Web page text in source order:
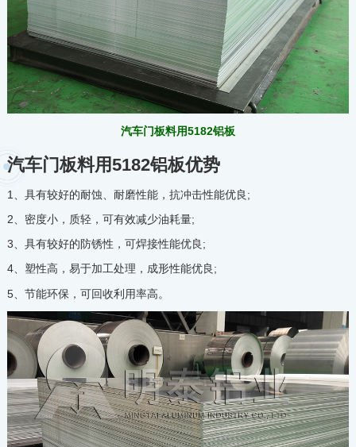
汽车门板料用5182铝板
汽车门板料用5182铝板优势
1、具有较好的耐蚀、耐磨性能，抗冲击性能优良;
2、密度小，质轻，可有效减少油耗量;
3、具有较好的防锈性，可焊接性能优良;
4、塑性高，易于加工处理，成形性能优良;
5、节能环保，可回收利用率高。